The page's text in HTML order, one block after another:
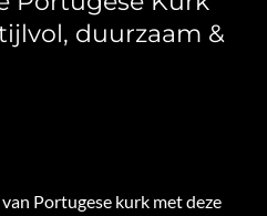
duurzaam &
Portugese kurk met deze